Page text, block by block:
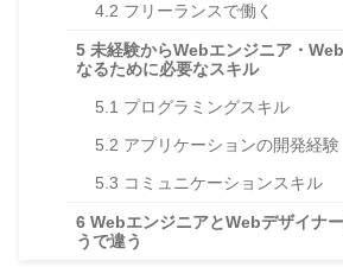
4.2 フリーランスで働く
5 未経験からWebエンジニア・
なるために必要なスキル
5.1 プログラミングスキル
5.2 アプリケーションの開発経験
5.3 コミュニケーションスキル
6 WebエンジニアとWebデザイナ
うで違う